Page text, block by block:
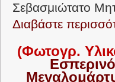
Σεβασμιώτατο
Διαβάστε
(Φωτογρ.